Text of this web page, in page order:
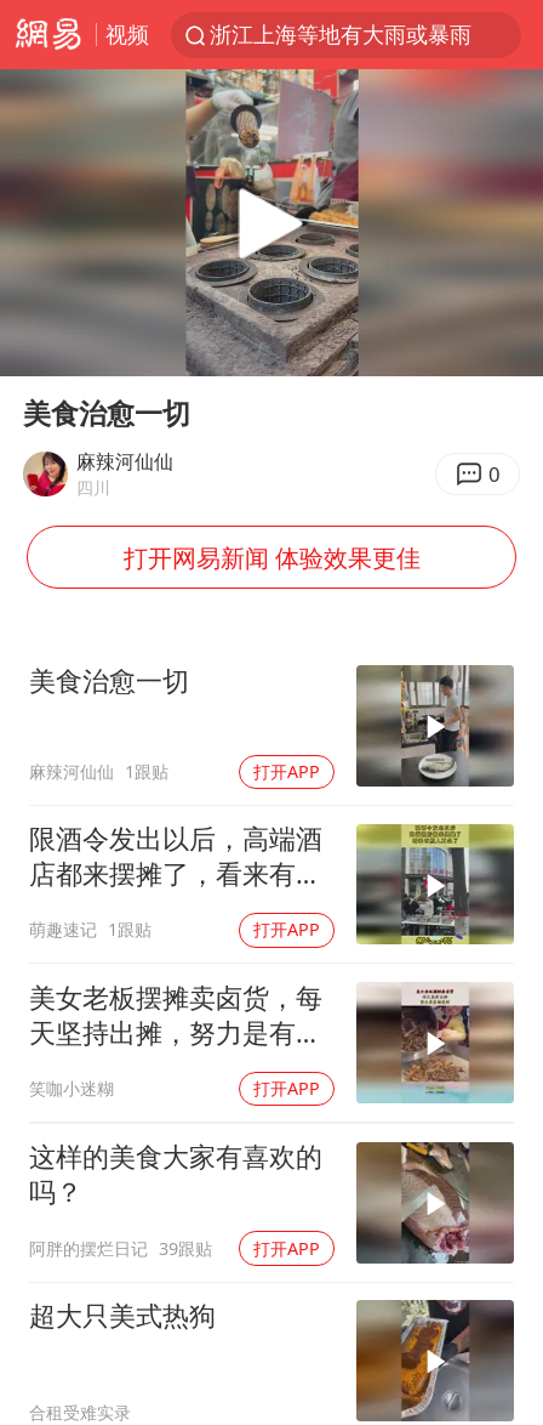
视频
浙江上海等地有大雨或暴雨
“新疆的交警怎么个个像我妈”
上四休三，但降薪1000元，你接受吗？
情侣平潭拍日出坠崖1死1伤
白海豚将正面袭击贯穿浙江
《欢迎来龙餐馆》口碑
杭州全市有序停课
WTT瑞典大满贯女单签表出炉
36岁男演员成景区NPC后人气爆棚
乐享全民健身 共筑健康中国
Play
美食治愈一切
麻辣河仙仙
四川 0
打开网易新闻 体验效果更佳
美食治愈一切
麻辣河仙仙 1跟贴 打开APP
限酒令发出以后，高端酒
店都来摆摊了，看来有些
萌趣速记 1跟贴 打开APP
美女老板摆摊卖卤货，每
天坚持出摊，努力是有结
笑咖小迷糊 打开APP
这样的美食大家有喜欢的
吗？
阿胖的摆烂日记 39跟贴 打开APP
超大只美式热狗
合租受难实录